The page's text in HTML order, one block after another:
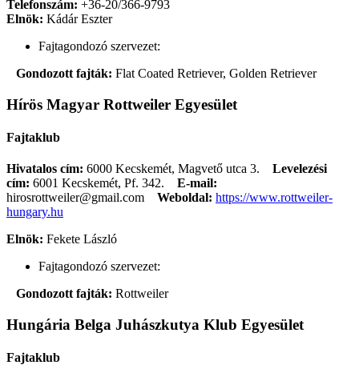
Telefonszám: +36-20/366-9793
Elnök: Kádár Eszter
Fajtagondozó szervezet:
Gondozott fajták: Flat Coated Retriever, Golden Retriever
Hírös Magyar Rottweiler Egyesület
Fajtaklub
Hivatalos cím: 6000 Kecskemét, Magvető utca 3. Levelezési
cím: 6001 Kecskemét, Pf. 342.
E-mail:
hirosrottweiler@gmail.com
Weboldal: https://www.rottweiler-
hungary.hu
Elnök: Fekete László
Fajtagondozó szervezet:
Gondozott fajták: Rottweiler
Hungária Belga Juhászkutya Klub Egyesület
Fajtaklub